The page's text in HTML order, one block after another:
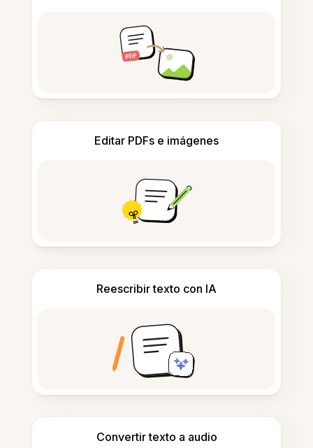
Editar PDFs e imágenes
Reescribir texto con IA
Convertir texto a audio